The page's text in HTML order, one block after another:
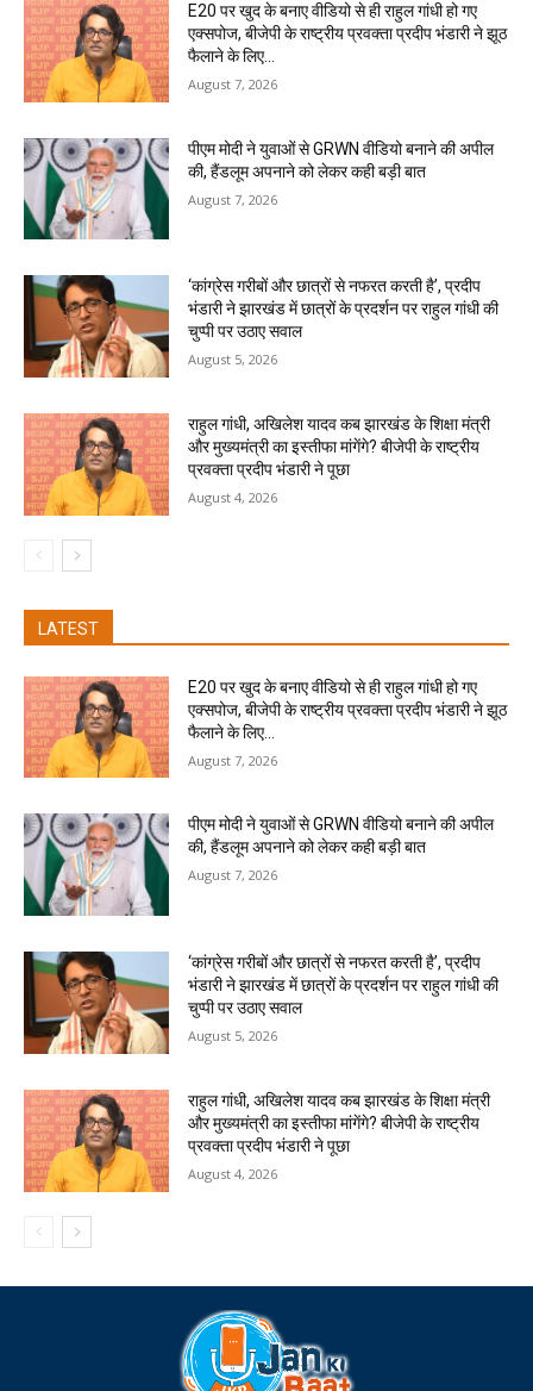
E20 पर खुद के बनाए वीडियो से ही राहुल गांधी हो गए
एक्सपोज, बीजेपी के राष्ट्रीय प्रवक्ता प्रदीप भंडारी ने झूठ
फैलाने के लिए...
August 7, 2026
पीएम मोदी ने युवाओं से GRWN वीडियो बनाने की अपील
की, हैंडलूम अपनाने को लेकर कही बड़ी बात
August 7, 2026
‘कांग्रेस गरीबों और छात्रों से नफरत करती है’, प्रदीप
भंडारी ने झारखंड में छात्रों के प्रदर्शन पर राहुल गांधी की
चुप्पी पर उठाए सवाल
August 5, 2026
राहुल गांधी, अखिलेश यादव कब झारखंड के शिक्षा मंत्री
और मुख्यमंत्री का इस्तीफा मांगेंगे? बीजेपी के राष्ट्रीय
प्रवक्ता प्रदीप भंडारी ने पूछा
August 4, 2026
LATEST
E20 पर खुद के बनाए वीडियो से ही राहुल गांधी हो गए
एक्सपोज, बीजेपी के राष्ट्रीय प्रवक्ता प्रदीप भंडारी ने झूठ
फैलाने के लिए...
August 7, 2026
पीएम मोदी ने युवाओं से GRWN वीडियो बनाने की अपील
की, हैंडलूम अपनाने को लेकर कही बड़ी बात
August 7, 2026
‘कांग्रेस गरीबों और छात्रों से नफरत करती है’, प्रदीप
भंडारी ने झारखंड में छात्रों के प्रदर्शन पर राहुल गांधी की
चुप्पी पर उठाए सवाल
August 5, 2026
राहुल गांधी, अखिलेश यादव कब झारखंड के शिक्षा मंत्री
और मुख्यमंत्री का इस्तीफा मांगेंगे? बीजेपी के राष्ट्रीय
प्रवक्ता प्रदीप भंडारी ने पूछा
August 4, 2026